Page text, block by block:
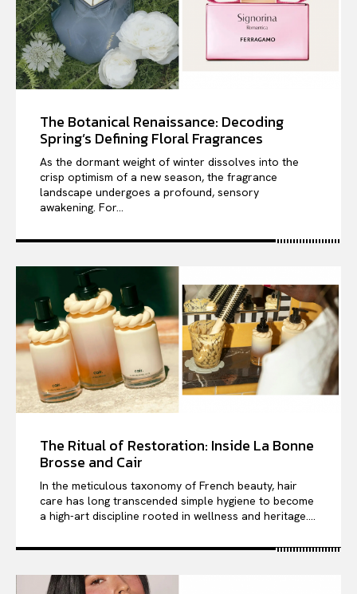
The Botanical Renaissance: Decoding
Spring’s Defining Floral Fragrances
As the dormant weight of winter dissolves into the
crisp optimism of a new season, the fragrance
landscape undergoes a profound, sensory
awakening. For...
The Ritual of Restoration: Inside La Bonne
Brosse and Cair
In the meticulous taxonomy of French beauty, hair
care has long transcended simple hygiene to become
a high-art discipline rooted in wellness and heritage....